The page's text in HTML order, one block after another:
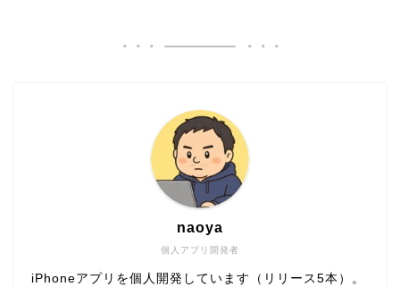
個人アプリ開発者
naoya
iPhoneアプリを個人開発しています（リリース5本）。